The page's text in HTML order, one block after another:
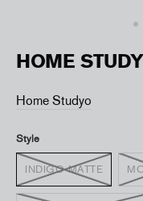
HOME
Home Studyo
Style
INDIGO MATTE